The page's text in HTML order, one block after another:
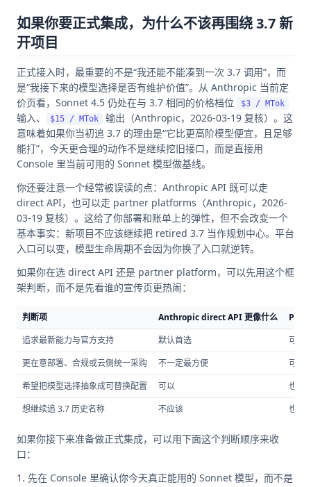
如果你要正式集成，为什么不该再围绕 3.7 新
开项目
正式接入时，最重要的不是“我还能不能凑到一次 3.7 调用”，而
是“我接下来的模型选择是否有维护价值”。从 Anthropic 当前定
价页看，Sonnet 4.5 仍处在与 3.7 相同的价格档位
$3 / MTok
输入、 $15 / MTok
输出（Anthropic，2026-03-19 复核）。这
意味着如果你当初追 3.7 的理由是“它比更高阶模型便宜，且足够
能打”，今天更合理的动作不是继续挖旧接口，而是直接用
Console 里当前可用的 Sonnet 模型做基线。
你还要注意一个经常被误读的点：Anthropic API 既可以走
direct API，也可以走 partner platforms（Anthropic，2026-
03-19 复核）。这给了你部署和账单上的弹性，但不会改变一个
基本事实：新项目不应该继续把 retired 3.7 当作规划中心。平台
入口可以变，模型生命周期不会因为你换了入口就逆转。
如果你在选 direct API 还是 partner platform，可以先用这个框
架判断，而不是先看谁的宣传页更热闹：
判断项 Anthropic direct API 更像什么
追求最新能力与官方支持
默认首选
可能
更在意部署、合规或云侧统一采购
不一定最方便
可能
希望把模型选择抽象成可替换配置
可以
也可
想继续追 3.7 历史名称
不应该 也不
如果你接下来准备做正式集成，可以用下面这个判断顺序来收
口：
先在 Console 里确认你今天真正能用的 Sonnet 模型，而不是